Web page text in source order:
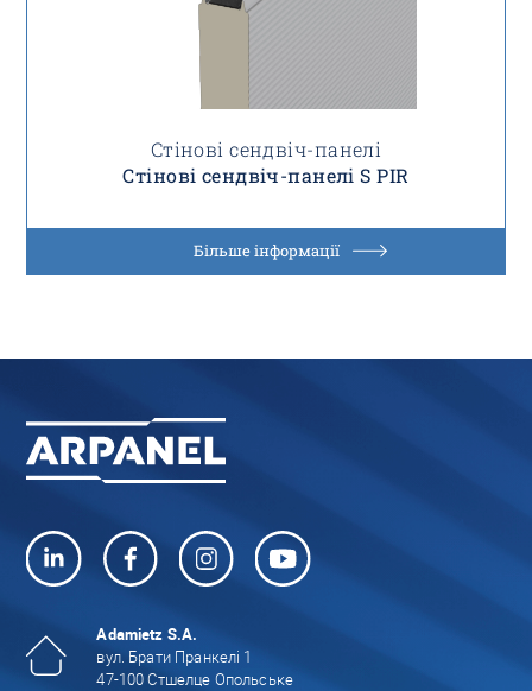
Стінові сендвіч-панелі
Стінові сендвіч-панелі S PIR
Більше інформації
Adamietz S.A.
вул. Брати Пранкелі 1
47-100 Стшелце Опольське